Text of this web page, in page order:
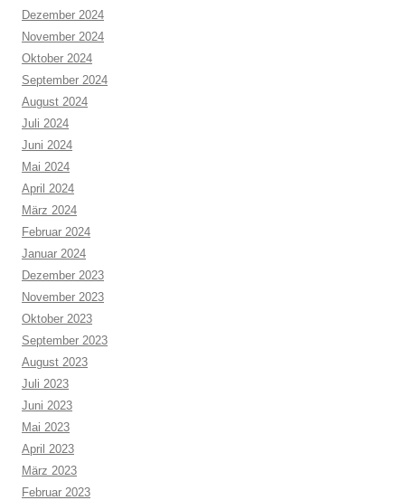
Dezember 2024
November 2024
Oktober 2024
September 2024
August 2024
Juli 2024
Juni 2024
Mai 2024
April 2024
März 2024
Februar 2024
Januar 2024
Dezember 2023
November 2023
Oktober 2023
September 2023
August 2023
Juli 2023
Juni 2023
Mai 2023
April 2023
März 2023
Februar 2023